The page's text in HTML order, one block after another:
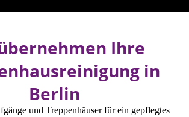
Ihre
in
Berlin
und Treppenhäuser für ein gepflegtes